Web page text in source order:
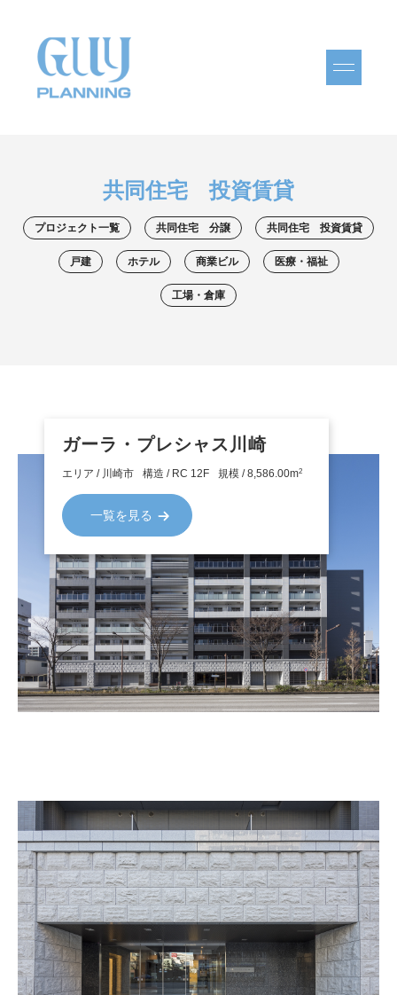
共同住宅 投資賃貸
プロジェクト一覧 共同住宅 分譲 共同住宅 投資賃貸
戸建 ホテル 商業ビル 医療・福祉
工場・倉庫
ガーラ・プレシャス川崎
エリア / 川崎市 構造 / RC 12F 規模 / 8,586.00m2
一覧を見る